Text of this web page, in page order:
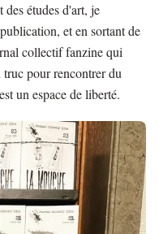
études d'art, je
et en sortant de
collectif fanzine qui
truc pour rencontrer du
un espace de liberté.